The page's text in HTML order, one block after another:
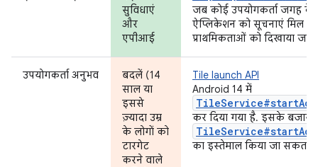
सुविधाएं
और
एपीआई
जब कोई उपयोगकर्ता जगह के
ऐप्लिकेशन को सूचनाएं मिल
प्राथमिकताओं को दिखाया जा
उपयोगकर्ता अनुभव
बदलें (14
साल या
इससे
ज़्यादा उम्र
के लोगों को
टारगेट
करने वाले
Tile launch API
Android 14 में
कर दिया गया है. इसके बजाय,
का इस्तेमाल किया जा सकता